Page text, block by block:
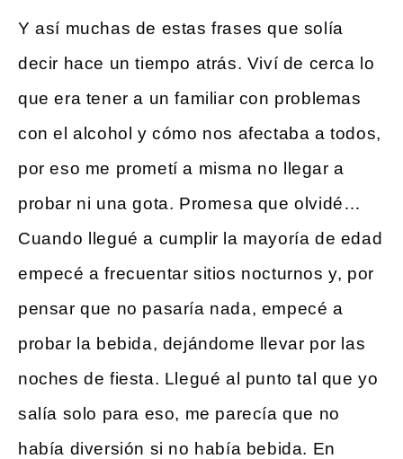
Y así muchas de estas frases que solía
decir hace un tiempo atrás. Viví de cerca lo
que era tener a un familiar con problemas
con el alcohol y cómo nos afectaba a todos,
por eso me prometí a misma no llegar a
probar ni una gota. Promesa que olvidé…
Cuando llegué a cumplir la mayoría de edad
empecé a frecuentar sitios nocturnos y, por
pensar que no pasaría nada, empecé a
probar la bebida, dejándome llevar por las
noches de fiesta. Llegué al punto tal que yo
salía solo para eso, me parecía que no
había diversión si no había bebida. En